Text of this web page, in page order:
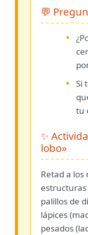
💬
•
•
Si
tu
✨
lobo»
Retad a
palillos de
lápices
pesados